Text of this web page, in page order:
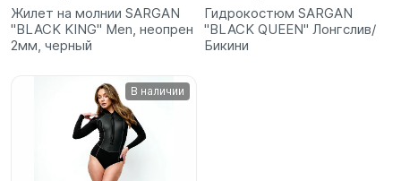
Жилет на молнии SARGAN
"BLACK KING" Men, неопрен
2мм, черный
Гидрокостюм SARGAN
"BLACK QUEEN" Лонгслив/
Бикини
В наличии